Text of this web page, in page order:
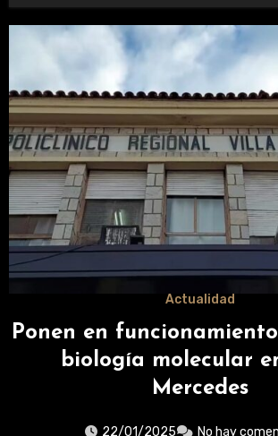
Actualidad
Ponen en
biología molecular
Mercedes
22/01/2025 No hay